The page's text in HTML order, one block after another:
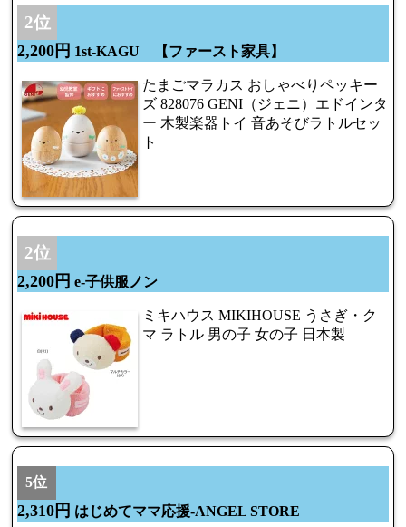
2位
2,200円 1st-KAGU 【ファースト家具】
たまごマラカス おしゃべりペッキー
ズ 828076 GENI（ジェニ）エドインタ
ー 木製楽器トイ 音あそびラトルセッ
ト
2位
2,200円 e-子供服ノン
ミキハウス MIKIHOUSE うさぎ・ク
マ ラトル 男の子 女の子 日本製
5位
2,310円 はじめてママ応援-ANGEL STORE